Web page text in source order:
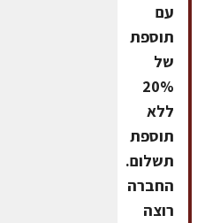
עם
תוספת
של
20%
ללא
תוספת
תשלום.
החברה
רוצה